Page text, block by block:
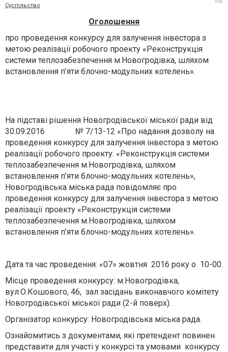
Суспільство
Оголошення
про проведення конкурсу для залучення інвестора з
метою реалізації робочого проекту «Реконструкція
системи теплозабезпечення м.Новогродівка, шляхом
встановлення п’яти блочно-модульних котелень».
На підставі рішення Новогродівської міської ради від
30.09.2016 № 7/13-12 «Про надання дозволу на
проведення конкурсу для залучення інвестора з метою
реалізації робочого проекту: «Реконструкція системи
теплозабезпечення м.Новогродівка, шляхом
встановлення п’яти блочно-модульних котелень»,
Новогродівська міська рада повідомляє про
проведення конкурсу для залучення інвестора з метою
реалізації проекту «Реконструкція системи
теплозабезпечення м.Новогродівка, шляхом
встановлення п’яти блочно-модульних котелень».
Дата та час проведення: «07» жовтня 2016 року о 10-00.
Місце проведення конкурсу: м.Новогродівка,
вул.О.Кошового, 46, зал засідань виконавчого комітету
Новогродівської міської ради (2-й поверх).
Організатор конкурсу: Новогродівська міська рада.
Ознайомитись з документами, які претендент повинен
представити для участі у конкурсі та умовами конкурсу